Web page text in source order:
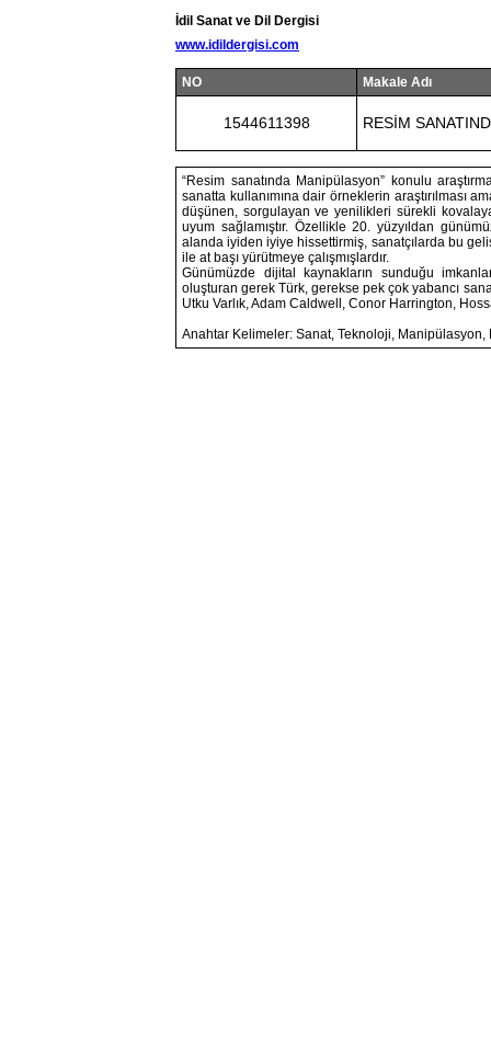
İdil Sanat ve Dil Dergisi
www.idildergisi.com
NO Makale Adı
1544611398 RESİM
“Resim sanatında Manipülasyon” konulu
sanatta kullanımına dair örneklerin araştırılması
düşünen, sorgulayan ve yenilikleri sürekli
uyum sağlamıştır. Özellikle 20. yüzyıldan
alanda iyiden iyiye hissettirmiş, sanatçılarda bu
ile at başı yürütmeye çalışmışlardır.
Günümüzde dijital kaynakların sunduğu
oluşturan gerek Türk, gerekse pek çok yabancı
Utku Varlık, Adam Caldwell, Conor Harrington,
Anahtar Kelimeler: Sanat, Teknoloji, Manipülasyon,